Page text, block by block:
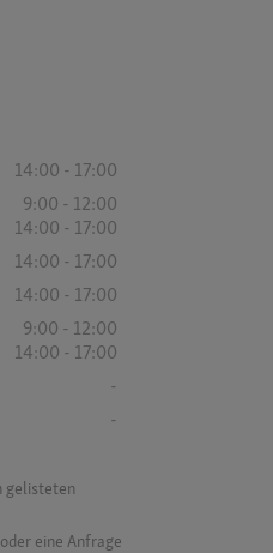
14:00 - 17:00
9:00 - 12:00
14:00 - 17:00
14:00 - 17:00
14:00 - 17:00
9:00 - 12:00
14:00 - 17:00
-
-
gelisteten
eine Anfrage